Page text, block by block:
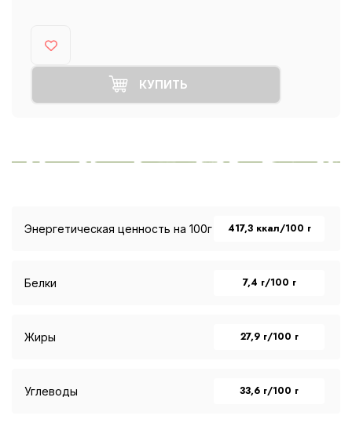
КУПИТЬ
Энергетическая ценность на 100г 417,3 ккал/100 г
Белки 7,4 г/100 г
Жиры 27,9 г/100 г
Углеводы 33,6 г/100 г